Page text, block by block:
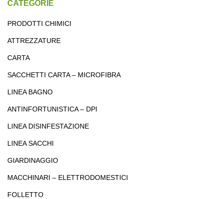
CATEGORIE
PRODOTTI CHIMICI
ATTREZZATURE
CARTA
SACCHETTI CARTA – MICROFIBRA
LINEA BAGNO
ANTINFORTUNISTICA – DPI
LINEA DISINFESTAZIONE
LINEA SACCHI
GIARDINAGGIO
MACCHINARI – ELETTRODOMESTICI
FOLLETTO